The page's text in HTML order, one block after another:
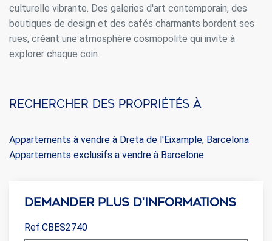
culturelle vibrante. Des galeries d'art contemporain, des
boutiques de design et des cafés charmants bordent ses
rues, créant une atmosphère cosmopolite qui invite à
explorer chaque coin.
Rechercher des propriétés à
Appartements à vendre à Dreta de l'Eixample, Barcelona
Appartements exclusifs a vendre à Barcelone
Demander plus d'informations
Ref.CBES2740